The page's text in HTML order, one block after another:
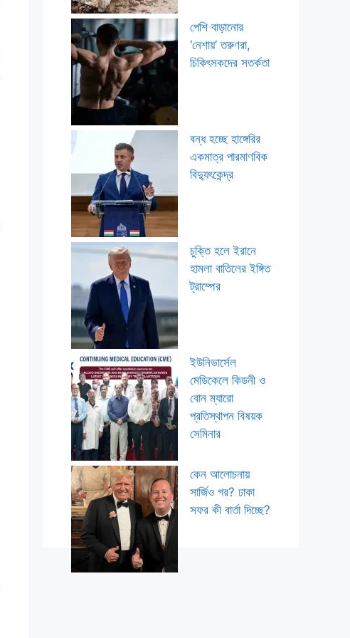
পেশি বাড়ানোর
‘নেশায়’ তরুণরা,
চিকিৎসকদের সতর্কতা
বন্ধ হচ্ছে হাঙ্গেরির
একমাত্র পারমাণবিক
বিদ্যুৎকেন্দ্র
চুক্তি হলে ইরানে
হামলা বাতিলের ইঙ্গিত
ট্রাম্পের
ইউনিভার্সেল
মেডিকেলে কিডনী ও
বোন ম্যারো
প্রতিস্থাপন বিষয়ক
সেমিনার
কেন আলোচনায়
সার্জিও গর? ঢাকা
সফর কী বার্তা দিচ্ছে?